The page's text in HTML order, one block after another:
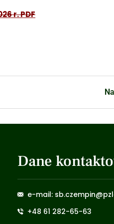
r. PDF
Dane
e-mail:
+48 61 282-65-63